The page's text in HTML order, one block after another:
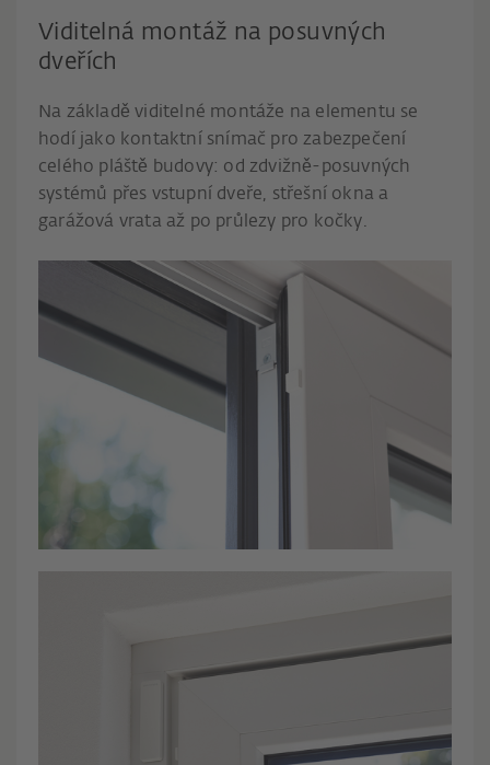
Viditelná montáž na posuvných
dveřích
Na základě viditelné montáže na elementu se
hodí jako kontaktní snímač pro zabezpečení
celého pláště budovy: od zdvižně-posuvných
systémů přes vstupní dveře, střešní okna a
garážová vrata až po průlezy pro kočky.